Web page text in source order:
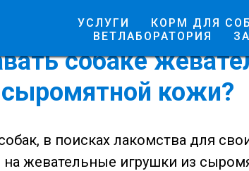
УСЛУГИ КОРМ ДЛЯ
ВЕТЛАБОРАТОРИЯ
собаке
кожи?
в поисках лакомства для
жевательные игрушки из